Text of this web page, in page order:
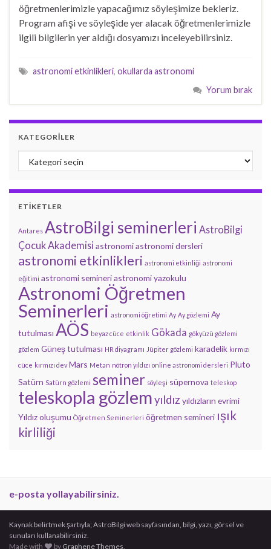
öğretmenlerimizle yapacağımız söyleşimize bekleriz.
Program afişi ve söyleşide yer alacak öğretmenlerimizle
ilgili bilgilerin yer aldığı dosyamızı inceleyebilirsiniz.
astronomi etkinlikleri, okullarda astronomi
Yorum bırak
KATEGORILER
Kategoriler
ETIKETLER
Antares AstroBilgi seminerleri AstroBilgi
Çocuk Akademisi astronomiastronomi dersleri
astronomi etkinlikleri astronomi etkinliği astronomi
eğitimi astronomi semineriastronomi yazokulu
Astronomi Öğretmen
Seminerleri astronomi öğretimi Ay Ay gözlemi Ay
tutulması AÖS beyaz cüce etkinlik Gökada gökyüzü gözlemi
gözlem Güneş tutulması HR diyagramı Jüpiter gözlemi karadelik kırmızı
cüce kırmızı dev Mars Metan nötron yıldızı online astronomi dersleri Pluto
Satürn Satürn gözlemi seminer söyleşi süpernova teleskop
teleskopla gözlemyıldız yıldızların evrimi
Yıldız oluşumu Öğretmen Seminerleri öğretmen semineri ışık
kirliliği
e-posta yollayabilirsiniz.
Kaynak belirtmek şartıyla; AstroBilgi web sayfasından, bilgi, yazı, görsel ve
sunuları kullanabilirsiniz.
Made with
by Graphene Themes